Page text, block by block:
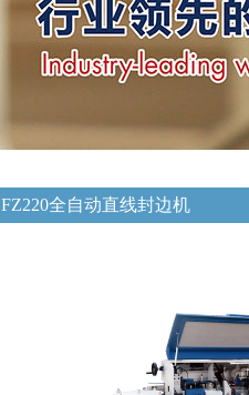
FZ220全自动直线封边机